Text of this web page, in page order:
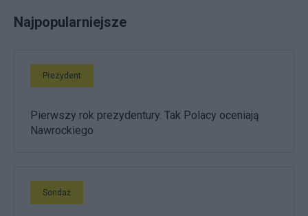
Najpopularniejsze
Prezydent
Pierwszy rok prezydentury. Tak Polacy oceniają
Nawrockiego
Sondaż